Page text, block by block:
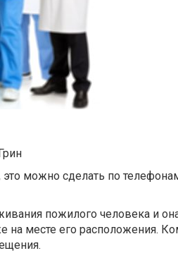
можно сделать по
пожилого человека и
на месте его расположения.